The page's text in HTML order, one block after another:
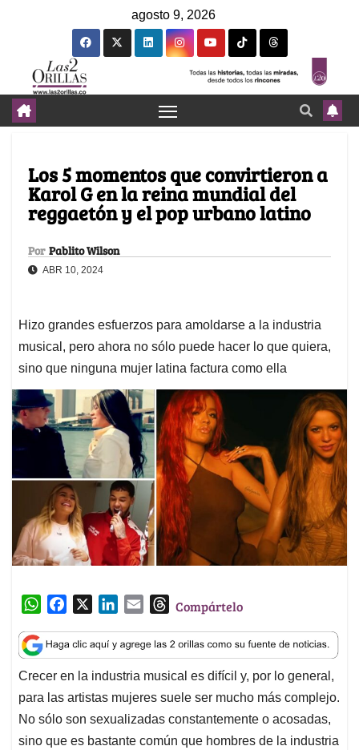
agosto 9, 2026
Los 5 momentos que convirtieron a
Karol G en la reina mundial del
reggaetón y el pop urbano latino
Por Pablito Wilson
ABR 10, 2024
Hizo grandes esfuerzos para amoldarse a la industria
musical, pero ahora no sólo puede hacer lo que quiera,
sino que ninguna mujer latina factura como ella
W
a
t
s
A
p
p
c
e
b
o
o
k
n
k
e
d
I
n
a
i
l
T
r
e
a
d
s
Compártelo
Crecer en la industria musical es difícil y, por lo general,
para las artistas mujeres suele ser mucho más complejo.
No sólo son sexualizadas constantemente o acosadas,
sino que es bastante común que hombres de la industria